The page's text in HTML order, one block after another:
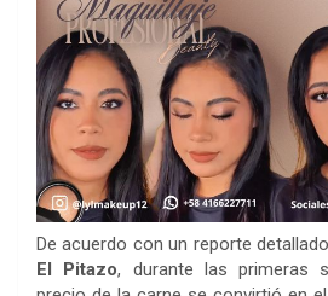
De acuerdo con un reporte
El Pitazo, durante las primeras